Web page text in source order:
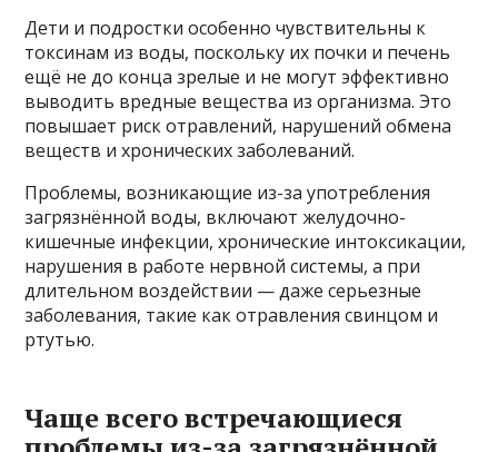
Дети и подростки особенно чувствительны к
токсинам из воды, поскольку их почки и печень
ещё не до конца зрелые и не могут эффективно
выводить вредные вещества из организма. Это
повышает риск отравлений, нарушений обмена
веществ и хронических заболеваний.
Проблемы, возникающие из-за употребления
загрязнённой воды, включают желудочно-
кишечные инфекции, хронические интоксикации,
нарушения в работе нервной системы, а при
длительном воздействии — даже серьезные
заболевания, такие как отравления свинцом и
ртутью.
Чаще всего встречающиеся